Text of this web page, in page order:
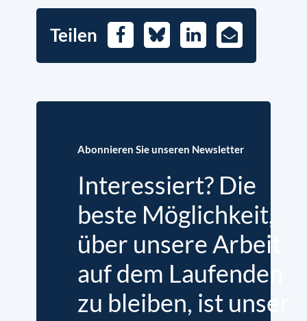
Teilen FacebookBlueskyLinkedIn
E-
Mail
Abonnieren Sie unseren Newsletter
Interessiert? Die
beste Möglichkeit,
über unsere Arbeit
auf dem Laufenden
zu bleiben, ist unser